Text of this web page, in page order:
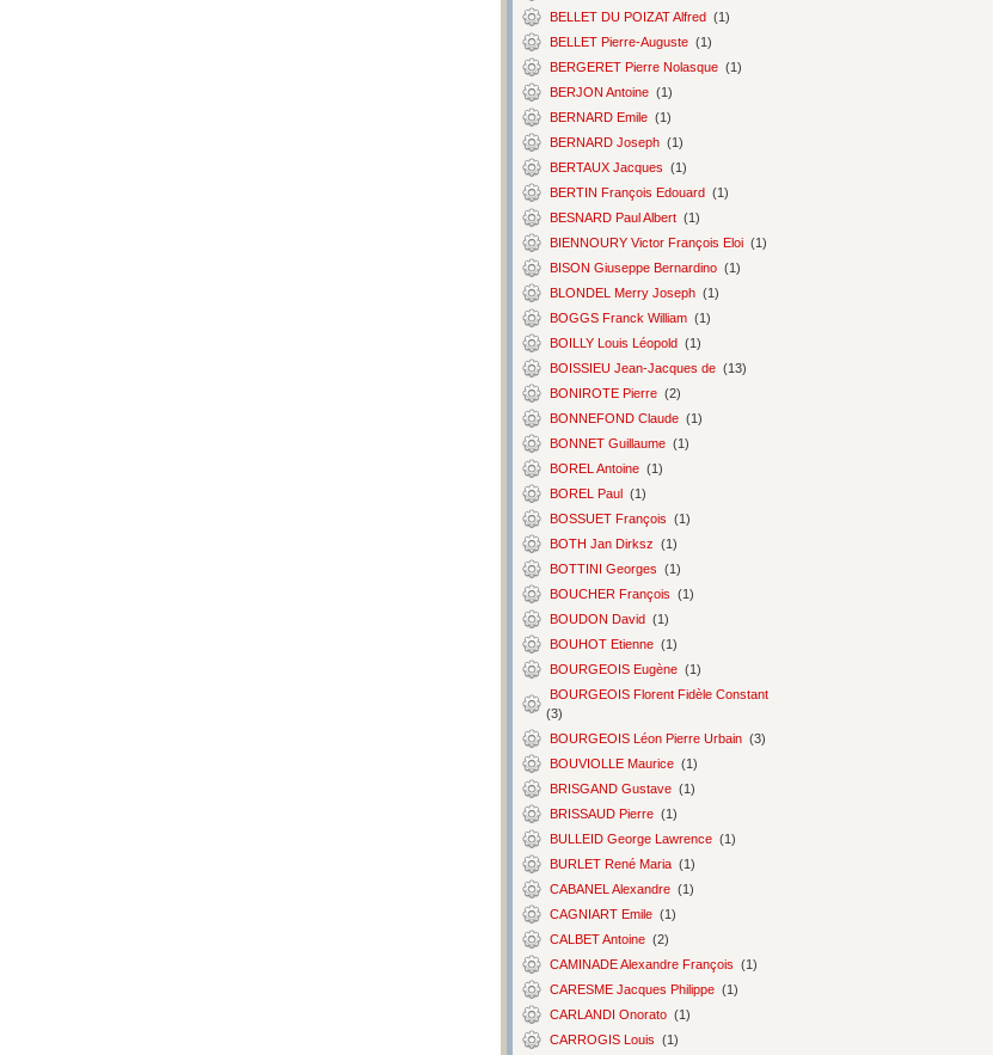
BELLET DU POIZAT Alfred (1)
BELLET Pierre-Auguste (1)
BERGERET Pierre Nolasque (1)
BERJON Antoine (1)
BERNARD Emile (1)
BERNARD Joseph (1)
BERTAUX Jacques (1)
BERTIN François Edouard (1)
BESNARD Paul Albert (1)
BIENNOURY Victor François Eloi (1)
BISON Giuseppe Bernardino (1)
BLONDEL Merry Joseph (1)
BOGGS Franck William (1)
BOILLY Louis Léopold (1)
BOISSIEU Jean-Jacques de (13)
BONIROTE Pierre (2)
BONNEFOND Claude (1)
BONNET Guillaume (1)
BOREL Antoine (1)
BOREL Paul (1)
BOSSUET François (1)
BOTH Jan Dirksz (1)
BOTTINI Georges (1)
BOUCHER François (1)
BOUDON David (1)
BOUHOT Etienne (1)
BOURGEOIS Eugène (1)
BOURGEOIS Florent Fidèle Constant
(3)
BOURGEOIS Léon Pierre Urbain (3)
BOUVIOLLE Maurice (1)
BRISGAND Gustave (1)
BRISSAUD Pierre (1)
BULLEID George Lawrence (1)
BURLET René Maria (1)
CABANEL Alexandre (1)
CAGNIART Emile (1)
CALBET Antoine (2)
CAMINADE Alexandre François (1)
CARESME Jacques Philippe (1)
CARLANDI Onorato (1)
CARROGIS Louis (1)